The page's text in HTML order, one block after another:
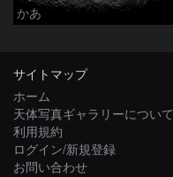
かあ
サイトマップ
ホーム
天体写真ギャラリーについて
利用規約
ログイン/新規登録
お問い合わせ